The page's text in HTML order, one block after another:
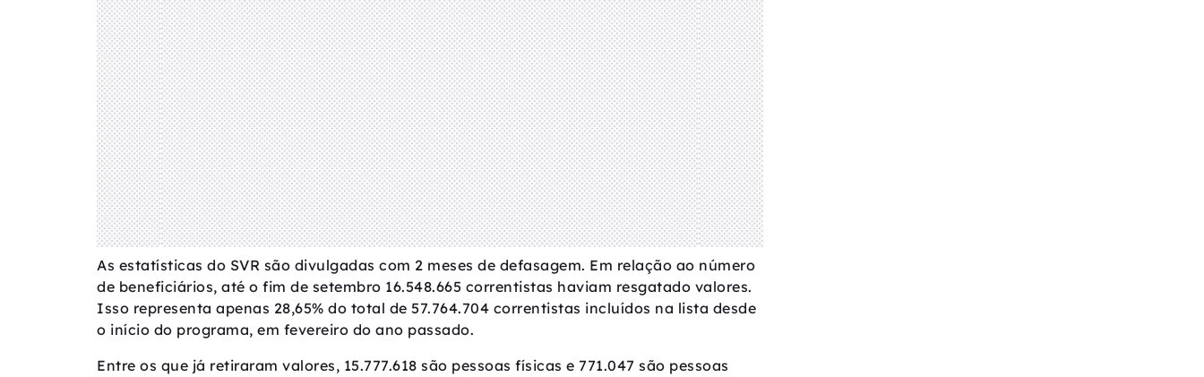
As estatísticas do SVR são divulgadas com 2 meses de defasagem. Em relação ao número
de beneficiários, até o fim de setembro 16.548.665 correntistas haviam resgatado valores.
Isso representa apenas 28,65% do total de 57.764.704 correntistas incluídos na lista desde
o início do programa, em fevereiro do ano passado.
Entre os que já retiraram valores, 15.777.618 são pessoas físicas e 771.047 são pessoas